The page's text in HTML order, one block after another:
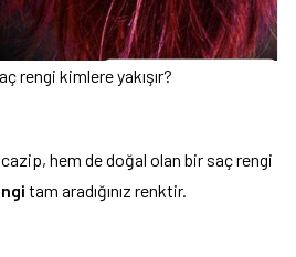
rengi kimlere yakışır?
hem de doğal olan bir saç rengi
tam aradığınız renktir.